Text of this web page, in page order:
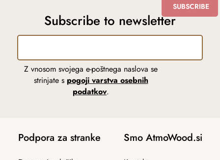
Subscribe to newsletter
Z vnosom svojega e-poštnega naslova se
strinjate s pogoji varstva osebnih
podatkov.
SUBSCRIBE
Podpora za stranke Smo AtmoWood.si